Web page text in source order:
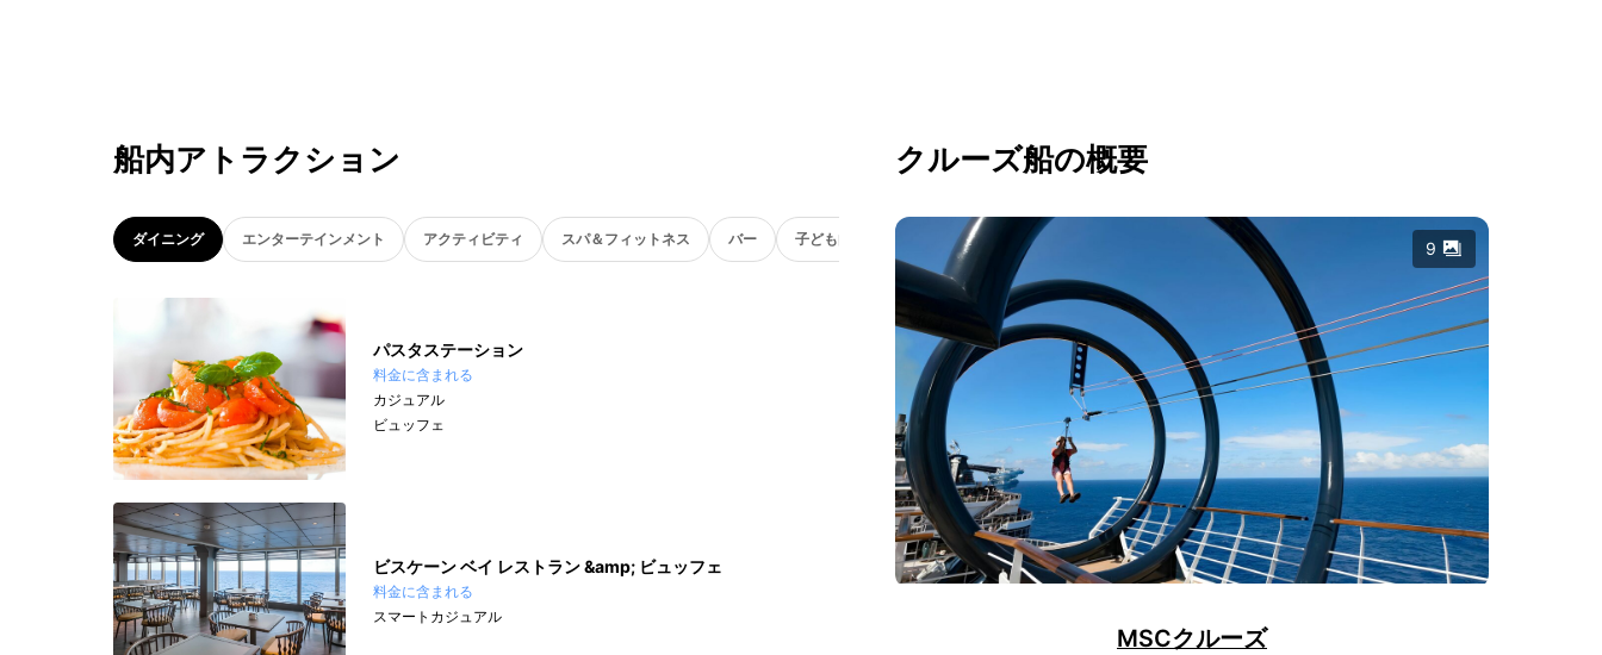
船内アトラクション
ダイニング エンターテインメント アクティビティ スパ＆フィットネス バー 子ども向け
パスタステーション
料金に含まれる
カジュアル
ビュッフェ
ビスケーン ベイ レストラン &amp; ビュッフェ
料金に含まれる
スマートカジュアル
クルーズ船の概要
9
MSCクルーズ